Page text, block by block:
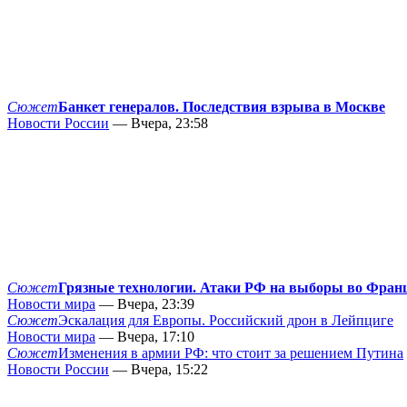
СюжетБанкет генералов. Последствия взрыва в Москве
Новости России — Вчера, 23:58
СюжетГрязные технологии. Атаки РФ на выборы во
Новости мира — Вчера, 23:39
СюжетЭскалация для Европы. Российский дрон в Лейпциге
Новости мира — Вчера, 17:10
СюжетИзменения в армии РФ: что стоит за решением Путина
Новости России — Вчера, 15:22